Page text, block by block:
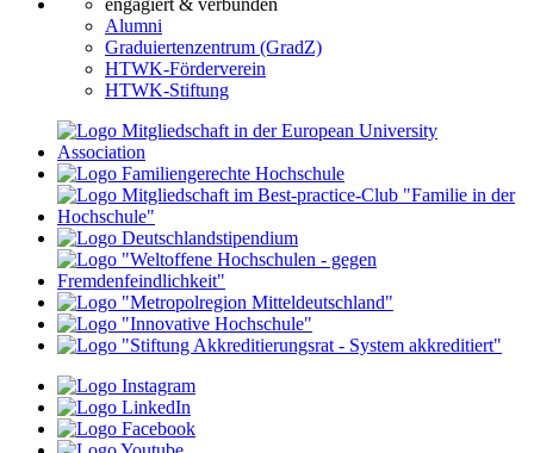
engagiert & verbunden
Alumni
Graduiertenzentrum (GradZ)
HTWK-Förderverein
HTWK-Stiftung